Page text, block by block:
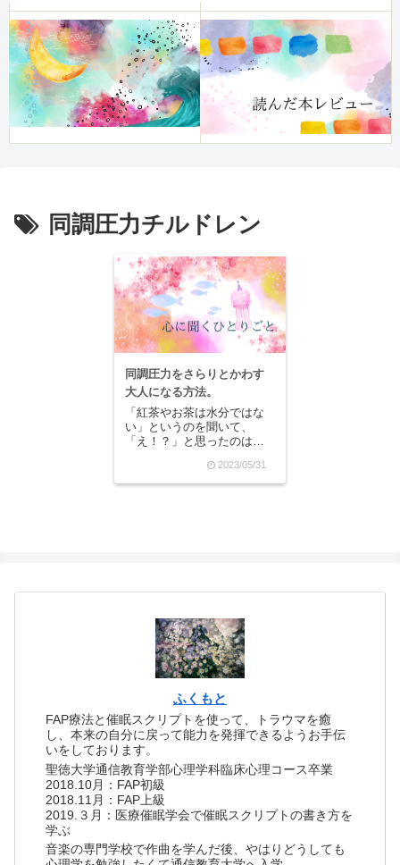
同調圧力チルドレン
同調圧力をさらりとかわす
大人になる方法。
「紅茶やお茶は水分ではな
い」というのを聞いて、
「え！？」と思ったのは
で、衝撃の事実でした。そ
れまで「水」を飲むという
2023/05/31
ふくもと
FAP療法と催眠スクリプトを使って、トラウマを癒
し、本来の自分に戻って能力を発揮できるようお手伝
いをしております。
聖徳大学通信教育学部心理学科臨床心理コース卒業
2018.10月：FAP初級
2018.11月：FAP上級
2019.３月：医療催眠学会で催眠スクリプトの書き方を
学ぶ
音楽の専門学校で作曲を学んだ後、やはりどうしても